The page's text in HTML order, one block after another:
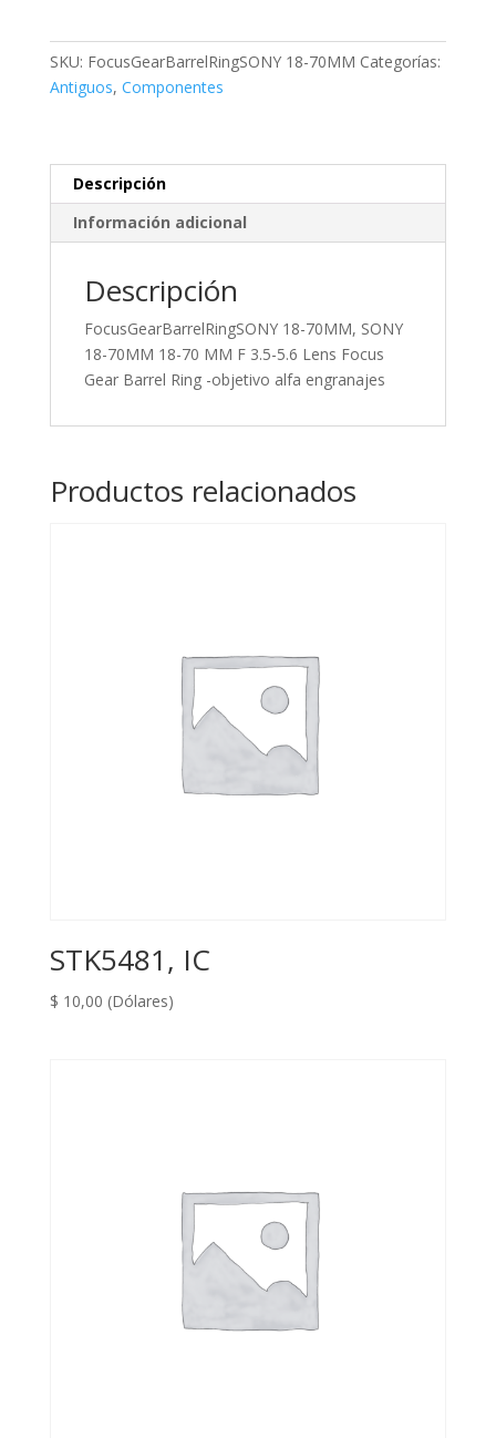
18-
70MM
3.5-
Focus
Barrel
cantidad
SKU: FocusGearBarrelRingSONY 18-70MM Categorías:
Antiguos, Componentes
Descripción
Información adicional
Descripción
FocusGearBarrelRingSONY 18-70MM, SONY
18-70MM 18-70 MM F 3.5-5.6 Lens Focus
Gear Barrel Ring -objetivo alfa engranajes
Productos relacionados
STK5481, IC
$ 10,00 (Dólares)